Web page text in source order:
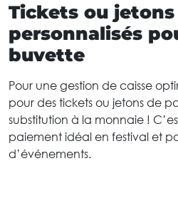
Tickets ou jetons
personnalisés
buvette
Pour une gestion de caisse
pour des tickets ou jetons de
substitution à la monnaie !
paiement idéal en festival et
d’événements.